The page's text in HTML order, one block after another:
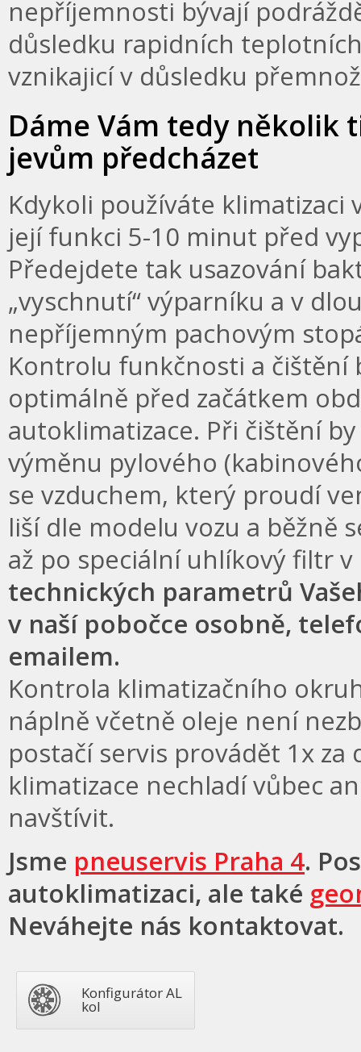
nepříjemnosti bývají
důsledku rapidních
vznikajicí v důsledku
Dáme Vám tedy
jevům předcházet
Kdykoli používáte klimatizaci
její funkci 5-10 minut před
Předejdete tak usazování
„vyschnutí“ výparníku a v
nepříjemným pachovým
Kontrolu funkčnosti a čištění
optimálně před začátkem
autoklimatizace. Při čištění
výměnu pylového
se vzduchem, který proudí
liší dle modelu vozu a běžně
až po speciální uhlíkový filtr
technických parametrů
v naší pobočce osobně,
emailem.
Kontrola klimatizačního
náplně včetně oleje není
postačí servis provádět 1x za
klimatizace nechladí vůbec
navštívit.
Jsme pneuservis Praha 4.
autoklimatizaci, ale také
Neváhejte nás kontaktovat.
Konfigurátor AL
kol